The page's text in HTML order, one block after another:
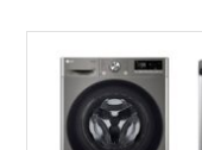
giặt.